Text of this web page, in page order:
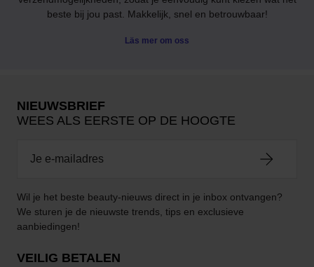
beste bij jou past. Makkelijk, snel en betrouwbaar!­­
Läs mer om oss
NIEUWSBRIEF
WEES ALS EERSTE OP DE HOOGTE
Wil je het beste beauty-nieuws direct in je inbox ontvangen?
We sturen je de nieuwste trends, tips en exclusieve
aanbiedingen!
VEILIG BETALEN